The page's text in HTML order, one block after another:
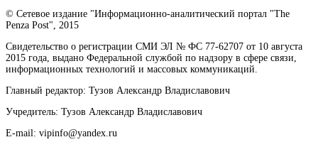
© Сетевое издание "Информационно-аналитический портал "The
Penza Post", 2015
Свидетельство о регистрации СМИ ЭЛ № ФС 77-62707 от 10 августа
2015 года, выдано Федеральной службой по надзору в сфере связи,
информационных технологий и массовых коммуникаций.
Главный редактор: Тузов Александр Владиславович
Учредитель: Тузов Александр Владиславович
E-mail: vipinfo@yandex.ru